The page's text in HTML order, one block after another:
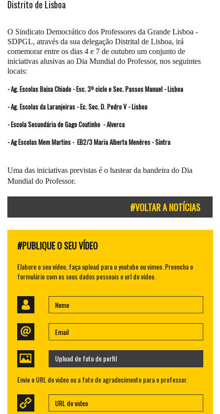
Distrito de Lisboa
O Sindicato Democrático dos Professores da Grande Lisboa -
SDPGL, através da sua delegação Distrital de Lisboa, irá
comemorar entre os dias 4 e 7 de outubro um conjunto de
iniciativas alusivas ao Dia Mundial do Professor, nos seguintes
locais:
- Ag. Escolas Baixa Chiado - Esc. 3º ciclo e Sec. Passos Manuel - Lisboa
- Ag. Escolas da Laranjeiras - Ec. Sec. D. Pedro V - Lisboa
- Escola Secundária de Gago Coutinho - Alverca
- Ag Escolas Mem Martins - EB2/3 Maria Alberta Menéres - Sintra
Uma das iniciativas previstas é o hastear da bandeira do Dia
Mundial do Professor.
#VOLTAR A NOTÍCIAS
#PUBLIQUE O SEU VÍDEO
Elabore o seu vídeo, faça upload para o youtube ou vimeo. Preencha o
formulário com os seus dados pessoais e url do vídeo.
Upload de foto de perfil
Envie o URL do video ou a foto de agradecimento para o professor.